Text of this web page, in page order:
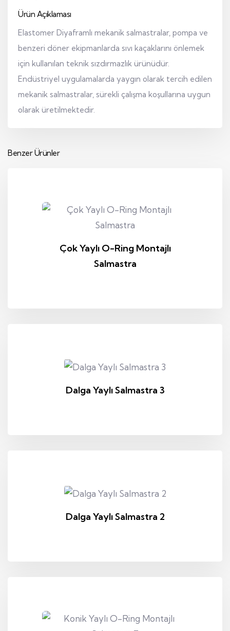
Ürün Açıklaması
Elastomer Diyaframlı mekanik salmastralar, pompa ve
benzeri döner ekipmanlarda sıvı kaçaklarını önlemek
için kullanılan teknik sızdırmazlık ürünüdür.
Endüstriyel uygulamalarda yaygın olarak tercih edilen
mekanik salmastralar, sürekli çalışma koşullarına uygun
olarak üretilmektedir.
Benzer Ürünler
Çok Yaylı O-Ring Montajlı
Salmastra
Dalga Yaylı Salmastra 3
Dalga Yaylı Salmastra 2